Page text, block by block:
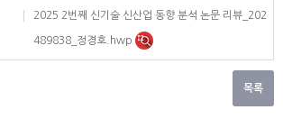
2025 2번째 신기술 신산업 동향 분석 논문 리뷰_202
489838_정경호.hwp